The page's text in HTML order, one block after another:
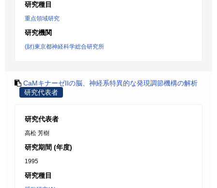
研究種目
重点領域研究
研究機関
(財)東京都神経科学総合研究所
CaMキナーゼIIの脳、神経系特異的な発現調節機構の解析
研究代表者
研究代表者
高松 芳樹
研究期間 (年度)
1995
研究種目